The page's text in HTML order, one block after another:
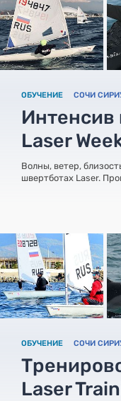
ОБУЧЕНИЕ СОЧИ
Интенсив
Laser
Волны, ветер,
швертботах Laser.
ОБУЧЕНИЕ СОЧИ
Laser